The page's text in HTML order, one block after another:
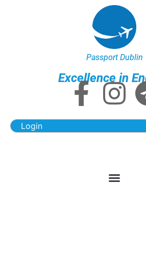
Passport Dublin
Excellence in
Login